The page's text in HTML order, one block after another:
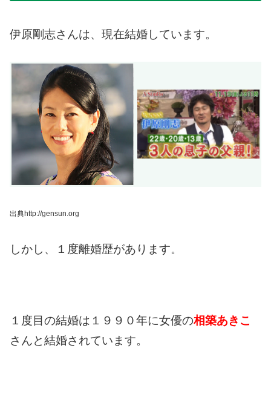
伊原剛志さんは、現在結婚しています。
出典http://gensun.org
しかし、１度離婚歴があります。
１度目の結婚は１９９０年に女優の相築あきこ
さんと結婚されています。